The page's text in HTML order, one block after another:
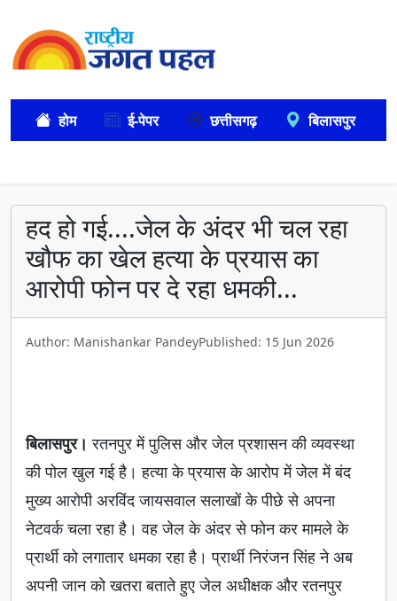
होम ई-पेपर छत्तीसगढ़ बिलासपुर
हद हो गई....जेल के अंदर भी चल रहा
खौफ का खेल हत्या के प्रयास का
आरोपी फोन पर दे रहा धमकी...
Author: Manishankar PandeyPublished: 15 Jun 2026
बिलासपुर।रतनपुर में पुलिस और जेल प्रशासन की व्यवस्था
की पोल खुल गई है। हत्या के प्रयास के आरोप में जेल में बंद
मुख्य आरोपी अरविंद जायसवाल सलाखों के पीछे से अपना
नेटवर्क चला रहा है। वह जेल के अंदर से फोन कर मामले के
प्रार्थी को लगातार धमका रहा है। प्रार्थी निरंजन सिंह ने अब
अपनी जान को खतरा बताते हुए जेल अधीक्षक और रतनपुर